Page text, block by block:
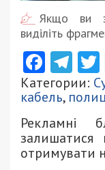
Якщо ви
виділіть
Категории:
кабель,
Рекламні
отримувати